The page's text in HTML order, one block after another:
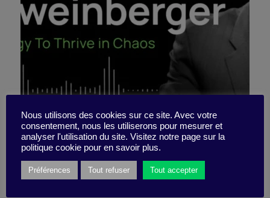
Et si on doutait de ses
certitudes ?
Nous utilisons des cookies sur ce site. Avec votre
consentement, nous les utiliserons pour mesurer et
analyser l'utilisation du site. Visitez notre page sur la
politique cookie pour en savoir plus.
Préférences Tout refuser Tout accepter